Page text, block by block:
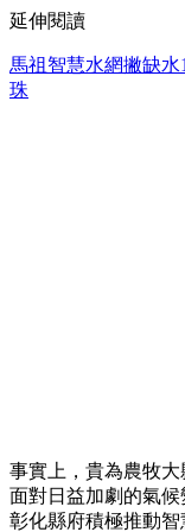
延伸閱讀
馬祖智慧水網撇缺
珠
事實上，貴為農牧大
面對日益加劇的氣候
彰化縣府積極推動